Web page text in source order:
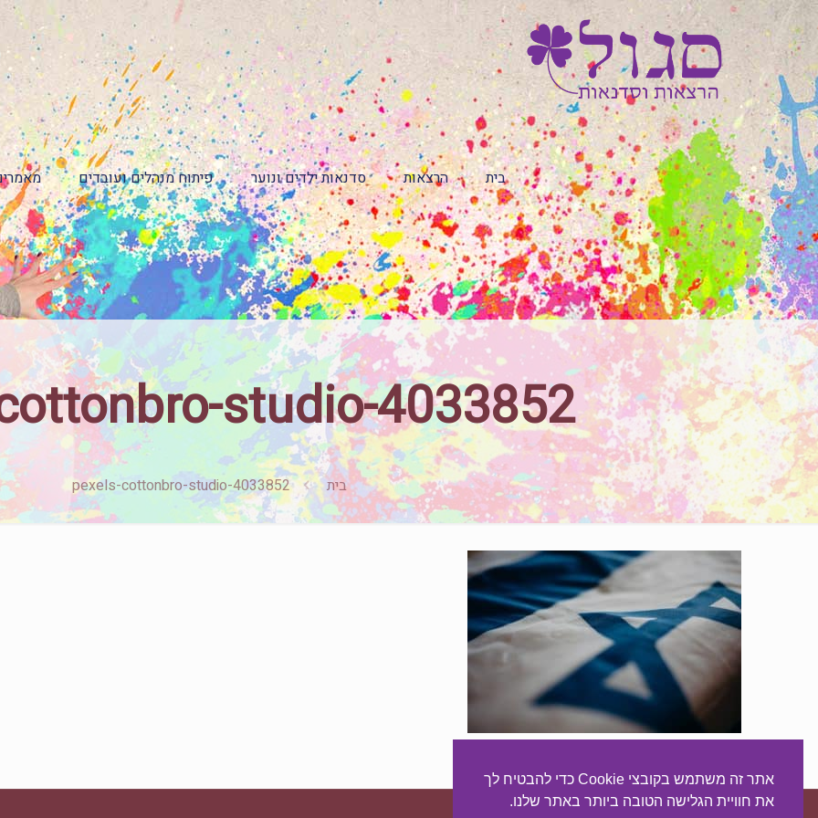
בית הרצאות סדנאות ילדים ונוער פיתוח מנהלים ועובדים
studio-4033852
בית pexels-cottonbro-studio-4033852
אתר זה משתמש בקובצי Cookie כדי להבטיח לך
את חוויית הגלישה הטובה ביותר באתר שלנו.